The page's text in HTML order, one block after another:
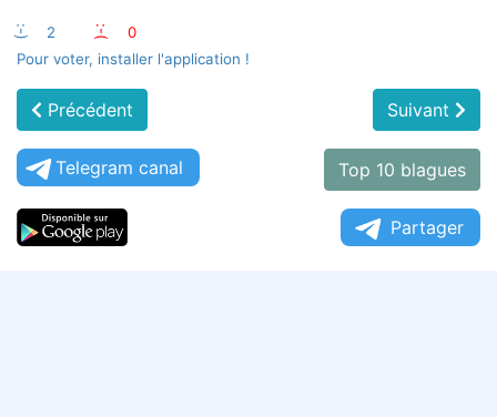
:-) 2 :-(
0
Pour voter, installer l'application !
Précédent Suivant
Telegram canal Top 10 blagues
Partager